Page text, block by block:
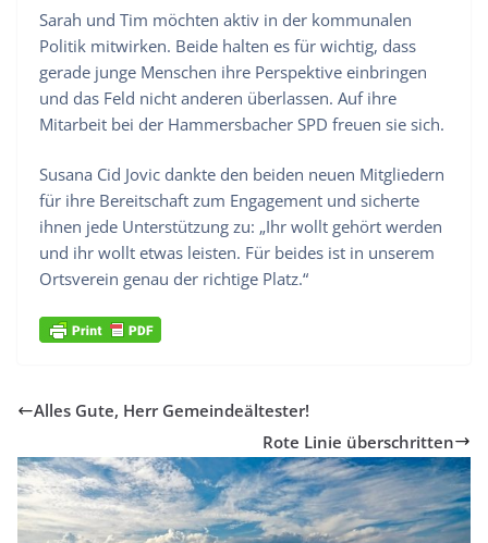
Sarah und Tim möchten aktiv in der kommunalen
Politik mitwirken. Beide halten es für wichtig, dass
gerade junge Menschen ihre Perspektive einbringen
und das Feld nicht anderen überlassen. Auf ihre
Mitarbeit bei der Hammersbacher SPD freuen sie sich.
Susana Cid Jovic dankte den beiden neuen Mitgliedern
für ihre Bereitschaft zum Engagement und sicherte
ihnen jede Unterstützung zu: „Ihr wollt gehört werden
und ihr wollt etwas leisten. Für beides ist in unserem
Ortsverein genau der richtige Platz.“
Alles Gute, Herr Gemeindeältester!
Rote Linie überschritten